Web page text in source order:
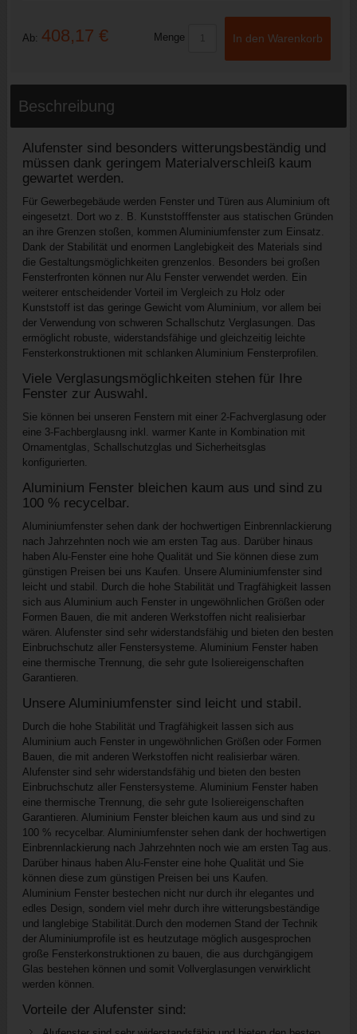
Ab: 408,17 € Menge In den Warenkorb
Beschreibung
Alufenster sind besonders witterungsbeständig und
müssen dank geringem Materialverschleiß kaum
gewartet werden.
Für Gewerbegebäude werden Fenster und Türen aus Aluminium oft
eingesetzt. Dort wo z. B. Kunststofffenster aus statischen Gründen
an ihre Grenzen stoßen, kommen Aluminiumfenster zum Einsatz.
Dank der Stabilität und enormen Langlebigkeit des Materials sind
die Gestaltungsmöglichkeiten grenzenlos. Besonders bei großen
Fensterfronten können nur Alu Fenster verwendet werden. Ein
weiterer entscheidender Vorteil im Vergleich zu Holz oder
Kunststoff ist das geringe Gewicht vom Aluminium, vor allem bei
der Verwendung von schweren Schallschutz Verglasungen. Das
ermöglicht robuste, widerstandsfähige und gleichzeitig leichte
Fensterkonstruktionen mit schlanken Aluminium Fensterprofilen.
Viele Verglasungsmöglichkeiten stehen für Ihre
Fenster zur Auswahl.
Sie können bei unseren Fenstern mit einer 2-Fachverglasung oder
eine 3-Fachberglausng inkl. warmer Kante in Kombination mit
Ornamentglas, Schallschutzglas und Sicherheitsglas
konfigurierten.
Aluminium Fenster bleichen kaum aus und sind zu
100 % recycelbar.
Aluminiumfenster sehen dank der hochwertigen Einbrennlackierung
nach Jahrzehnten noch wie am ersten Tag aus. Darüber hinaus
haben Alu-Fenster eine hohe Qualität und Sie können diese zum
günstigen Preisen bei uns Kaufen. Unsere Aluminiumfenster sind
leicht und stabil. Durch die hohe Stabilität und Tragfähigkeit lassen
sich aus Aluminium auch Fenster in ungewöhnlichen Größen oder
Formen Bauen, die mit anderen Werkstoffen nicht realisierbar
wären. Alufenster sind sehr widerstandsfähig und bieten den besten
Einbruchschutz aller Fenstersysteme. Aluminium Fenster haben
eine thermische Trennung, die sehr gute Isoliereigenschaften
Garantieren.
Unsere Aluminiumfenster sind leicht und stabil.
Durch die hohe Stabilität und Tragfähigkeit lassen sich aus
Aluminium auch Fenster in ungewöhnlichen Größen oder Formen
Bauen, die mit anderen Werkstoffen nicht realisierbar wären.
Alufenster sind sehr widerstandsfähig und bieten den besten
Einbruchschutz aller Fenstersysteme. Aluminium Fenster haben
eine thermische Trennung, die sehr gute Isoliereigenschaften
Garantieren. Aluminium Fenster bleichen kaum aus und sind zu
100 % recycelbar. Aluminiumfenster sehen dank der hochwertigen
Einbrennlackierung nach Jahrzehnten noch wie am ersten Tag aus.
Darüber hinaus haben Alu-Fenster eine hohe Qualität und Sie
können diese zum günstigen Preisen bei uns Kaufen.
Aluminium Fenster bestechen nicht nur durch ihr elegantes und
edles Design, sondern viel mehr durch ihre witterungsbeständige
und langlebige Stabilität.Durch den modernen Stand der Technik
der Aluminiumprofile ist es heutzutage möglich ausgesprochen
große Fensterkonstruktionen zu bauen, die aus durchgängigem
Glas bestehen können und somit Vollverglasungen verwirklicht
werden können.
Vorteile der Alufenster sind: